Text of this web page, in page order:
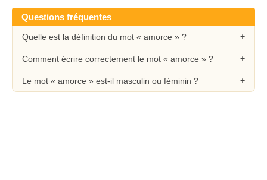
Questions fréquentes
Quelle est la définition du mot « amorce » ?
Comment écrire correctement le mot « amorce » ?
Le mot « amorce » est-il masculin ou féminin ?